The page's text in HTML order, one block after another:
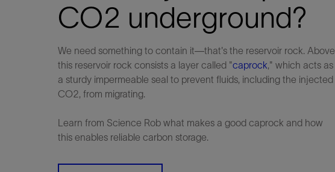
CO2 underground?
We need something to contain it—that's the reservoir rock. Above
this reservoir rock consists a layer called "caprock," which acts as
a sturdy impermeable seal to prevent fluids, including the injected
CO2, from migrating.
Learn from Science Rob what makes a good caprock and how
this enables reliable carbon storage.